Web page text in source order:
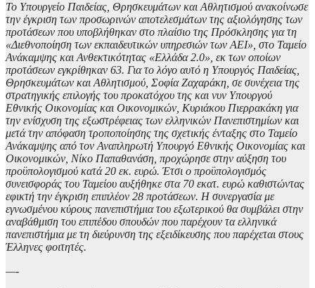
Το Υπουργείο Παιδείας, Θρησκευμάτων και Αθλητισμού ανακοίνωσε
την έγκριση των προσωρινών αποτελεσμάτων της αξιολόγησης των
προτάσεων που υποβλήθηκαν στο πλαίσιο της Πρόσκλησης για τη
«Διεθνοποίηση των εκπαιδευτικών υπηρεσιών των ΑΕΙ», στο Ταμείο
Ανάκαμψης και Ανθεκτικότητας «Ελλάδα 2.0», εκ των οποίων
προτάσεων εγκρίθηκαν 63. Για το λόγο αυτό η Υπουργός Παιδείας,
Θρησκευμάτων και Αθλητισμού, Σοφία Ζαχαράκη, σε συνέχεια της
στρατηγικής επιλογής του προκατόχου της και νυν Υπουργού
Εθνικής Οικονομίας και Οικονομικών, Κυριάκου Πιερρακάκη για
την ενίσχυση της εξωστρέφειας των ελληνικών Πανεπιστημίων και
μετά την απόφαση τροποποίησης της σχετικής ένταξης στο Ταμείο
Ανάκαμψης από τον Αναπληρωτή Υπουργό Εθνικής Οικονομίας και
Οικονομικών, Νίκο Παπαθανάση, προχώρησε στην αύξηση του
προϋπολογισμού κατά 20 εκ. ευρώ. Έτσι ο προϋπολογισμός
συνεισφοράς του Ταμείου αυξήθηκε στα 70 εκατ. ευρώ καθιστώντας
εφικτή την έγκριση επιπλέον 28 προτάσεων. Η συνεργασία με
εγνωσμένου κύρους πανεπιστήμια του εξωτερικού θα συμβάλει στην
αναβάθμιση του επιπέδου σπουδών που παρέχουν τα ελληνικά
πανεπιστήμια με τη διεύρυνση της εξειδίκευσης που παρέχεται στους
Έλληνες φοιτητές.
—-